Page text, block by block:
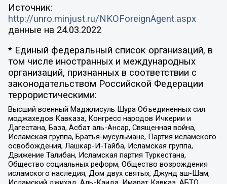
Источник:
http://unro.minjust.ru/NKOForeignAgent.aspx
данные на 24.03.2022
* Единый федеральный список организаций, в
том числе иностранных и международных
организаций, признанных в соответствии с
законодательством Российской Федерации
террористическими:
Высший военный Маджлисуль Шура Объединенных сил
моджахедов Кавказа, Конгресс народов Ичкерии и
Дагестана, База, Асбат аль-Ансар, Священная война,
Исламская группа, Братья-мусульмане, Партия исламского
освобождения, Лашкар-И-Тайба, Исламская группа,
Движение Талибан, Исламская партия Туркестана,
Общество социальных реформ, Общество возрождения
исламского наследия, Дом двух святых, Джунд аш-Шам,